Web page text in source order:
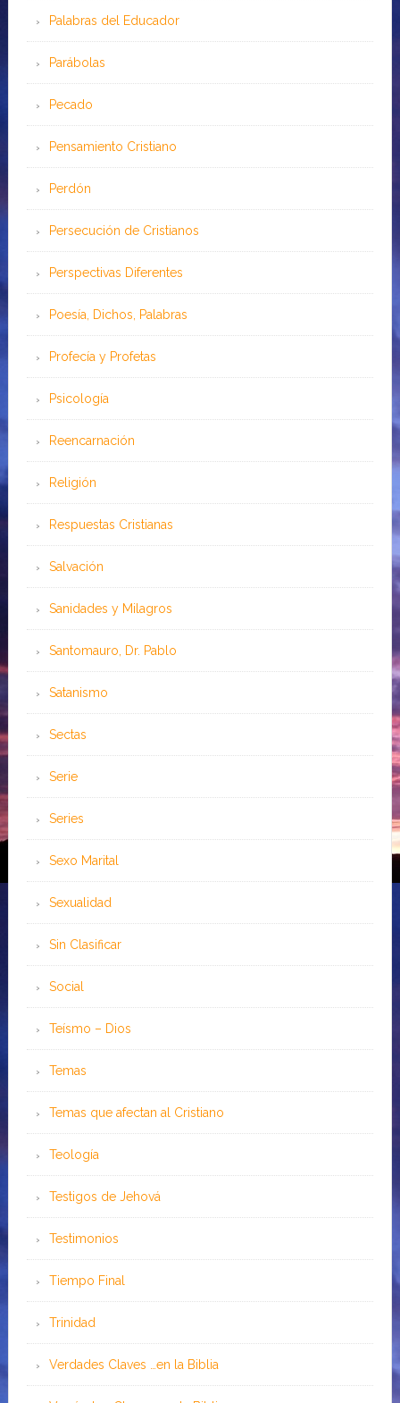
Palabras del Educador
Parábolas
Pecado
Pensamiento Cristiano
Perdón
Persecución de Cristianos
Perspectivas Diferentes
Poesía, Dichos, Palabras
Profecía y Profetas
Psicología
Reencarnación
Religión
Respuestas Cristianas
Salvación
Sanidades y Milagros
Santomauro, Dr. Pablo
Satanismo
Sectas
Serie
Series
Sexo Marital
Sexualidad
Sin Clasificar
Social
Teísmo – Dios
Temas
Temas que afectan al Cristiano
Teología
Testigos de Jehová
Testimonios
Tiempo Final
Trinidad
Verdades Claves …en la Biblia